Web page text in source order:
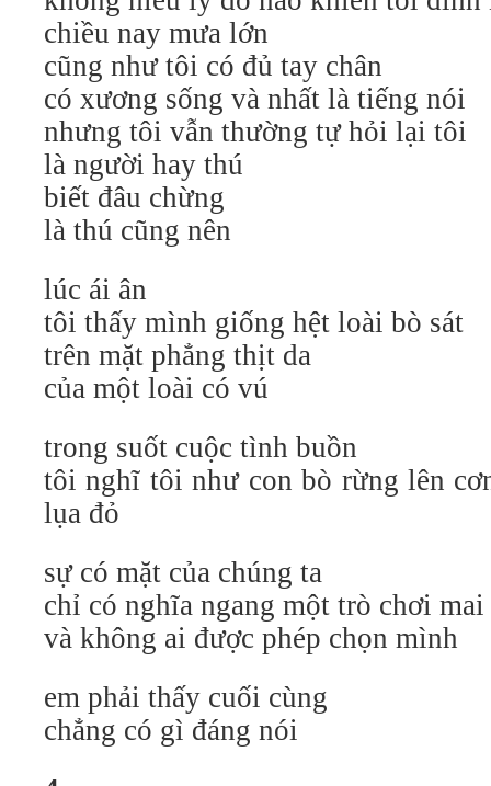
chiều nay mưa lớn
cũng như tôi có đủ tay chân
có xương sống và nhất là tiếng nói
nhưng tôi vẫn thường tự hỏi lại tôi
là người hay thú
biết đâu chừng
là thú cũng nên
lúc ái ân
tôi thấy mình giống hệt loài bò sát
trên mặt phẳng thịt da
của một loài có vú
trong suốt cuộc tình buồn
tôi nghĩ tôi như con bò rừng lên
lụa đỏ
sự có mặt của chúng ta
chỉ có nghĩa ngang một trò chơi
và không ai được phép chọn mình
em phải thấy cuối cùng
chẳng có gì đáng nói